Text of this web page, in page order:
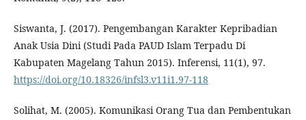
Siswanta, J. (2017). Pengembangan Karakter Kepribadian
Anak Usia Dini (Studi Pada PAUD Islam Terpadu Di
Kabupaten Magelang Tahun 2015). Inferensi, 11(1), 97.
https://doi.org/10.18326/infsl3.v11i1.97-118
Solihat, M. (2005). Komunikasi Orang Tua dan Pembentukan